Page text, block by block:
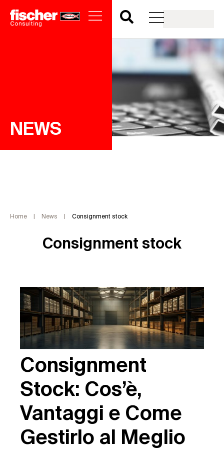
NEWS
Home | News | Consignment stock
Consignment stock
Consignment
Stock: Cos’è,
Vantaggi e Come
Gestirlo al Meglio